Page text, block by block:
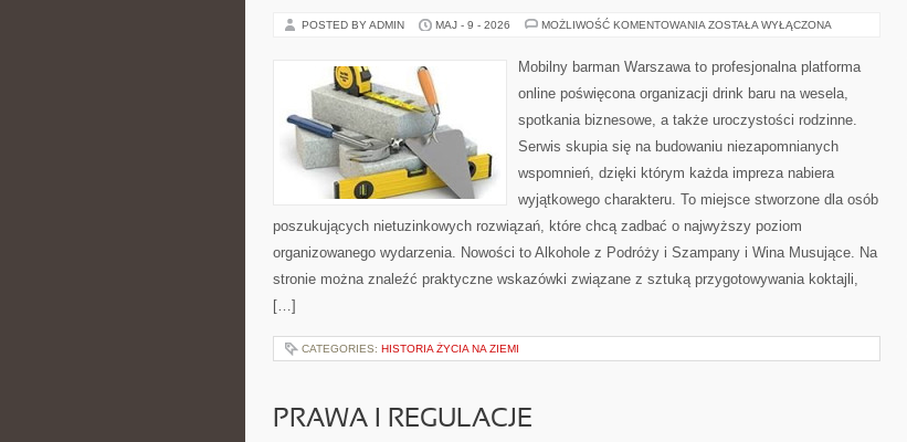
POSTED BY ADMIN MAJ - 9 - 2026 MOŻLIWOŚĆ KOMENTOWANIA ALKOHOLE
ZOSTAŁA WYŁĄCZONA
Mobilny barman Warszawa to profesjonalna platforma
online poświęcona organizacji drink baru na wesela,
spotkania biznesowe, a także uroczystości rodzinne.
Serwis skupia się na budowaniu niezapomnianych
wspomnień, dzięki którym każda impreza nabiera
wyjątkowego charakteru. To miejsce stworzone dla osób
poszukujących nietuzinkowych rozwiązań, które chcą zadbać o najwyższy poziom
organizowanego wydarzenia. Nowości to Alkohole z Podróży i Szampany i Wina Musujące. Na
stronie można znaleźć praktyczne wskazówki związane z sztuką przygotowywania koktajli,
[…]
CATEGORIES: HISTORIA ŻYCIA NA ZIEMI
PRAWA I REGULACJE